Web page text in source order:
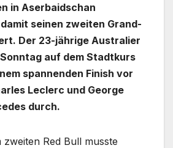
in Aserbaidschan
seinen zweiten Grand-
Der 23-jährige Australier
auf dem Stadtkurs
spannenden Finish vor
Leclerc und George
durch.
Red Bull musste